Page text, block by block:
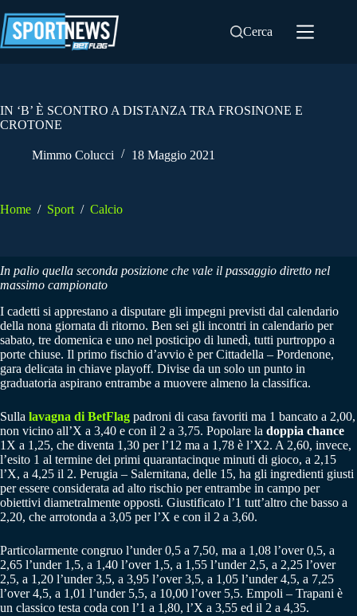
al
contenuto
Cerca
IN ‘B’ È SCONTRO A DISTANZA TRA FROSINONE E
CROTONE
Mimmo Colucci 18 Maggio 2021
Home / Sport / Calcio
In palio quella seconda posizione che vale il passaggio diretto nel
massimo campionato
I cadetti si apprestano a disputare gli impegni previsti dal calendario
della nona giornata di ritorno. Ben sei gli incontri in calendario per
sabato, tre domenica e uno nel posticipo di lunedì, tutti purtroppo a
porte chiuse. Il primo fischio d’avvio è per Cittadella – Pordenone,
gara delicata in chiave playoff. Divise da un solo un punto in
graduatoria aspirano entrambe a muovere almeno la classifica.
Sulla lavagna di BetFlag padroni di casa favoriti ma 1 bancato a 2,00,
non vicino all’X a 3,40 e con il 2 a 3,75. Popolare la doppia chance
1X a 1,25, che diventa 1,30 per l’12 ma a 1,78 è l’X2. A 2,60, invece,
l’esito 1 al termine dei primi quarantacinque minuti di gioco, a 2,15
l’X, a 4,25 il 2. Perugia – Salernitana, delle 15, ha gli ingredienti giusti
per essere considerata ad alto rischio per entrambe in campo per
obiettivi diametralmente opposti. Giustificato l’1 tutt’altro che basso a
2,20, che arrotonda a 3,05 per l’X e con il 2 a 3,60.
Particolarmente congruo l’under 0,5 a 7,50, ma a 1,08 l’over 0,5, a
2,65 l’under 1,5, a 1,40 l’over 1,5, a 1,55 l’under 2,5, a 2,25 l’over
2,5, a 1,20 l’under 3,5, a 3,95 l’over 3,5, a 1,05 l’under 4,5, a 7,25
l’over 4,5, a 1,01 l’under 5,5, a 10,00 l’over 5,5. Empoli – Trapani è
un classico testa coda con l’1 a 1,80, l’X a 3,55 ed il 2 a 4,35.